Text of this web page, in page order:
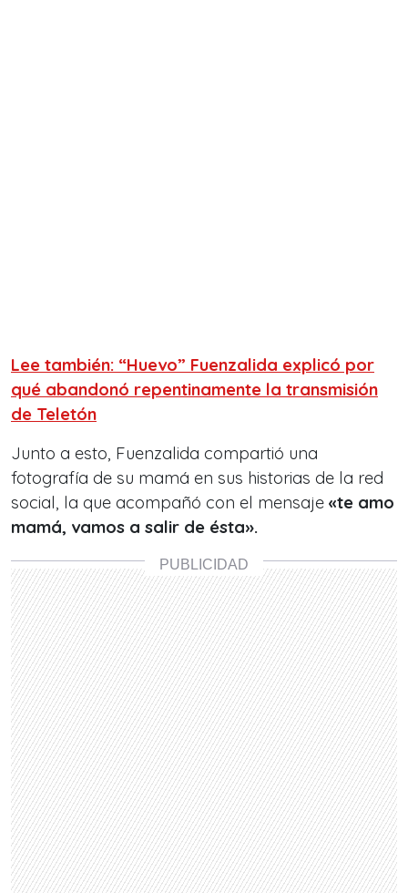
Lee también: “Huevo” Fuenzalida explicó por
qué abandonó repentinamente la transmisión
de Teletón
Junto a esto, Fuenzalida compartió una
fotografía de su mamá en sus historias de la red
social, la que acompañó con el mensaje «te amo
mamá, vamos a salir de ésta».